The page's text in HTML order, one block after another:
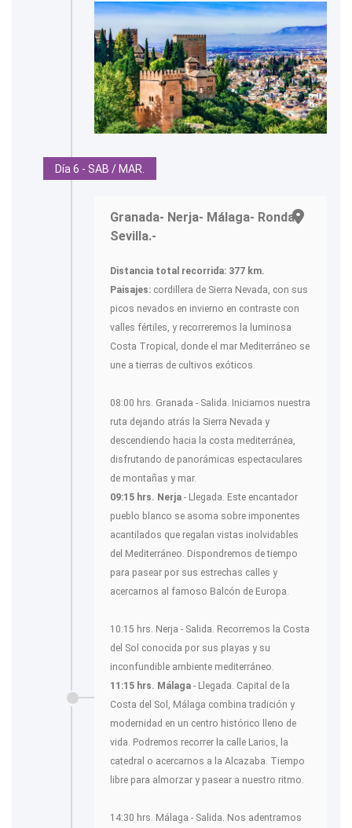
Día 6 - SAB / MAR.
Granada- Nerja- Málaga- Ronda-
Sevilla.-
Distancia total recorrida: 377 km.
Paisajes: cordillera de Sierra Nevada, con sus
picos nevados en invierno en contraste con
valles fértiles, y recorreremos la luminosa
Costa Tropical, donde el mar Mediterráneo se
une a tierras de cultivos exóticos.
08:00 hrs. Granada - Salida. Iniciamos nuestra
ruta dejando atrás la Sierra Nevada y
descendiendo hacia la costa mediterránea,
disfrutando de panorámicas espectaculares
de montañas y mar.
09:15 hrs. Nerja - Llegada. Este encantador
pueblo blanco se asoma sobre imponentes
acantilados que regalan vistas inolvidables
del Mediterráneo. Dispondremos de tiempo
para pasear por sus estrechas calles y
acercarnos al famoso Balcón de Europa.
10:15 hrs. Nerja - Salida. Recorremos la Costa
del Sol conocida por sus playas y su
inconfundible ambiente mediterráneo.
11:15 hrs. Málaga - Llegada. Capital de la
Costa del Sol, Málaga combina tradición y
modernidad en un centro histórico lleno de
vida. Podremos recorrer la calle Larios, la
catedral o acercarnos a la Alcazaba. Tiempo
libre para almorzar y pasear a nuestro ritmo.
14:30 hrs. Málaga - Salida. Nos adentramos